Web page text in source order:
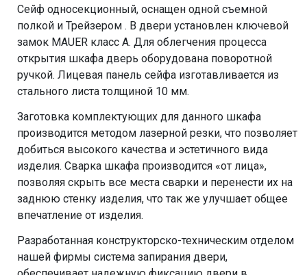
Сейф односекционный, оснащен одной съемной
полкой и Трейзером . В двери установлен ключевой
замок MAUER класс А. Для облегчения процесса
открытия шкафа дверь оборудована поворотной
ручкой. Лицевая панель сейфа изготавливается из
стального листа толщиной 10 мм.
Заготовка комплектующих для данного шкафа
производится методом лазерной резки, что позволяет
добиться высокого качества и эстетичного вида
изделия. Сварка шкафа производится «от лица»,
позволяя скрыть все места сварки и перенести их на
заднюю стенку изделия, что так же улучшает общее
впечатление от изделия.
Разработанная конструкторско-техническим отделом
нашей фирмы система запирания двери,